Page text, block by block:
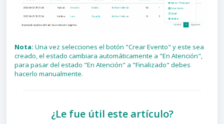
Nota: Una vez selecciones el botón "Crear Evento" y este sea
creado, el estado cambiara automáticamente a "En Atención",
para pasar del estado "En Atención" a "Finalizado" debes
hacerlo manualmente.
¿Le fue útil este artículo?